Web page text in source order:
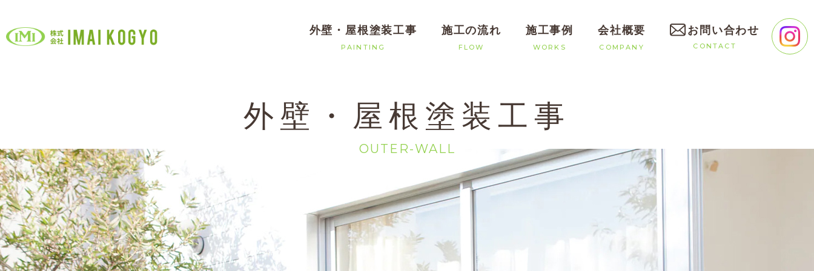
外壁・屋根塗装工事
PAINTING
施工の流れ
FLOW
施工事例
WORKS
会社概要
COMPANY
お問い合わせ
CONTACT
外壁・屋根塗装工事
OUTER-WALL